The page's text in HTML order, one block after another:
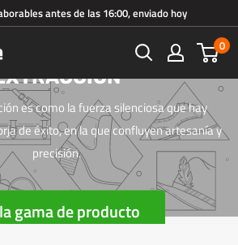
antes de las 16:00, enviado hoy
0
es como la fuerza silenciosa que hay
de éxito, en la que confluyen artesanía y
precisión.
gama de producto